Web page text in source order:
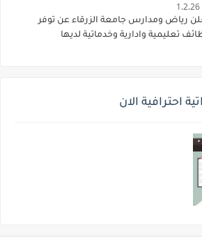
1.2.26
رياض ومدارس جامعة الزرقاء عن توفر
تعليمية وادارية وخدماتية لديها
احترافية الان